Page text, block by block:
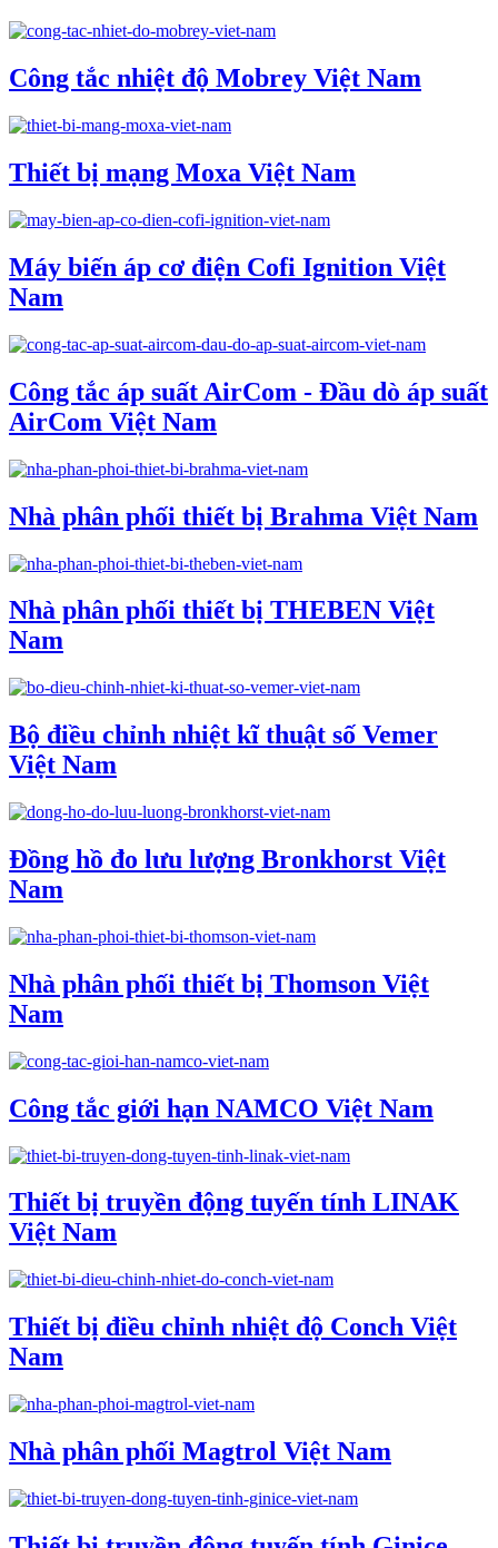
Công tắc nhiệt độ Mobrey Việt Nam
Thiết bị mạng Moxa Việt Nam
Máy biến áp cơ điện Cofi Ignition Việt
Nam
Công tắc áp suất AirCom - Đầu dò áp suất
AirCom Việt Nam
Nhà phân phối thiết bị Brahma Việt Nam
Nhà phân phối thiết bị THEBEN Việt
Nam
Bộ điều chỉnh nhiệt kĩ thuật số Vemer
Việt Nam
Đồng hồ đo lưu lượng Bronkhorst Việt
Nam
Nhà phân phối thiết bị Thomson Việt
Nam
Công tắc giới hạn NAMCO Việt Nam
Thiết bị truyền động tuyến tính LINAK
Việt Nam
Thiết bị điều chỉnh nhiệt độ Conch Việt
Nam
Nhà phân phối Magtrol Việt Nam